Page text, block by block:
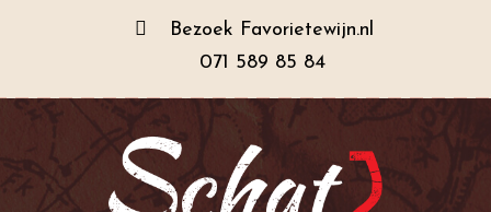
Bezoek Favorietewijn.nl
071 589 85 84